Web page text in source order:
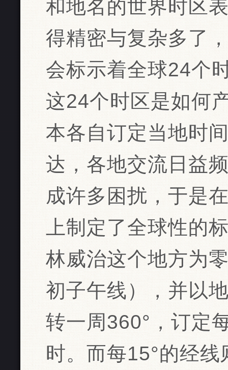
和地名的世界时区
得精密与复杂多了
会标示着全球24个
这24个时区是如何
本各自订定当地时
达，各地交流日益
成许多困扰，于是
上制定了全球性的
林威治这个地方为
初子午线），并以
转一周360°，订定
时。而每15°的经